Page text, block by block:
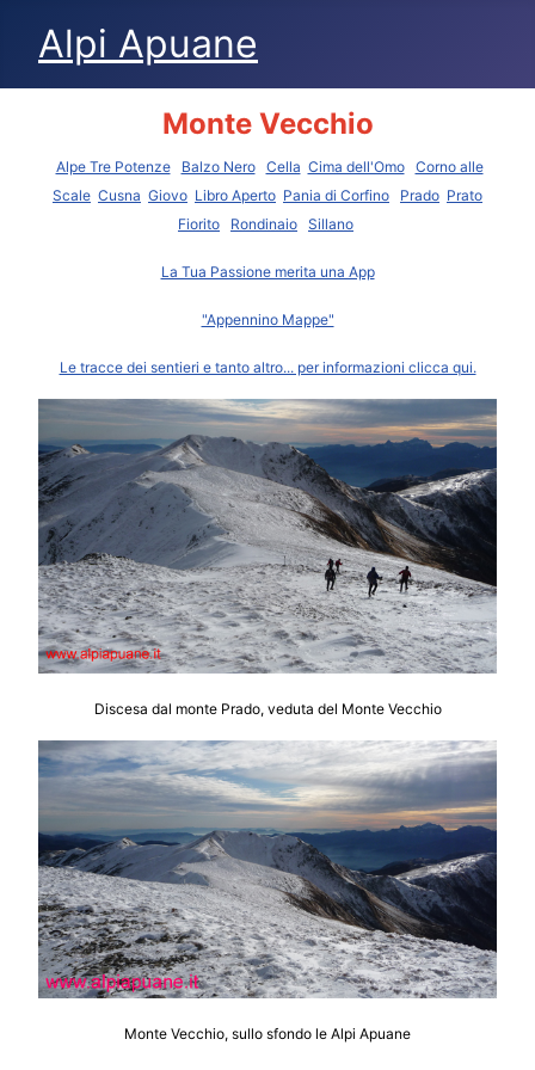
Alpi Apuane
Monte Vecchio
Alpe Tre Potenze Balzo Nero Cella Cima dell'Omo
Corno alle
Scale Cusna Giovo Libro Aperto Pania di Corfino Prado Prato
Fiorito
Rondinaio Sillano
La Tua Passione merita una App
"Appennino Mappe"
Le tracce dei sentieri e tanto altro... per informazioni clicca qui.
Discesa dal monte Prado, veduta del Monte Vecchio
Monte Vecchio, sullo sfondo le Alpi Apuane